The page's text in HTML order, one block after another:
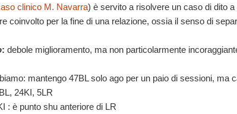
clinico M. Navarra) è servito a risolvere un caso di dito
coinvolto per la fine di una relazione, ossia il senso di
: debole miglioramento, ma non particolarmente
mantengo 47BL solo ago per un paio di sessioni, ma
24KI, 5LR
: è punto shu anteriore di LR